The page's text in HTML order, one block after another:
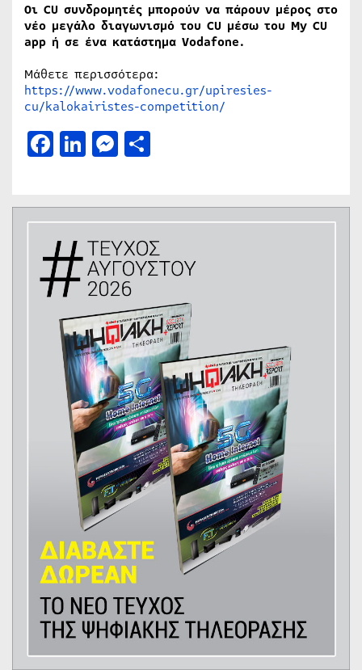
Οι CU συνδρομητές μπορούν να πάρουν μέρος στο
νέο μεγάλο διαγωνισμό του CU μέσω του My CU
app ή σε ένα κατάστημα Vodafone.
Μάθετε περισσότερα:
https://www.vodafonecu.gr/upiresies-
cu/kalokairistes-competition/
Facebook
LinkedIn
Messenger